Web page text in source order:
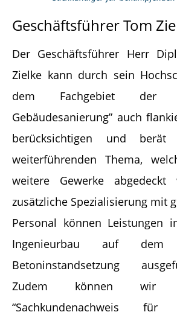
Geschäftsführer Tom
Der Geschäftsführer Herr
Zielke kann durch sein
dem Fachgebiet der
Gebäudesanierung” auch
berücksichtigen und
weiterführenden Thema,
weitere Gewerke abgedeckt
zusätzliche Spezialisierung mit
Personal können Leistungen
Ingenieurbau auf
Betoninstandsetzung
Zudem können wir
“Sachkundenachweis für